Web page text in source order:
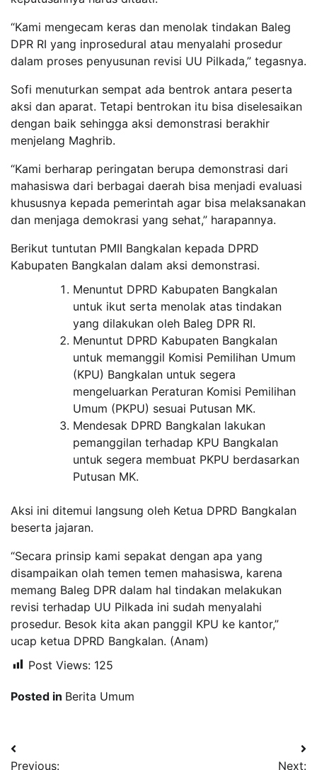
“Kami mengecam keras dan menolak tindakan Baleg
DPR RI yang inprosedural atau menyalahi prosedur
dalam proses penyusunan revisi UU Pilkada,” tegasnya.
Sofi menuturkan sempat ada bentrok antara peserta
aksi dan aparat. Tetapi bentrokan itu bisa diselesaikan
dengan baik sehingga aksi demonstrasi berakhir
menjelang Maghrib.
“Kami berharap peringatan berupa demonstrasi dari
mahasiswa dari berbagai daerah bisa menjadi evaluasi
khususnya kepada pemerintah agar bisa melaksanakan
dan menjaga demokrasi yang sehat,” harapannya.
Berikut tuntutan PMII Bangkalan kepada DPRD
Kabupaten Bangkalan dalam aksi demonstrasi.
Menuntut DPRD Kabupaten Bangkalan
untuk ikut serta menolak atas tindakan
yang dilakukan oleh Baleg DPR RI.
Menuntut DPRD Kabupaten Bangkalan
untuk memanggil Komisi Pemilihan Umum
(KPU) Bangkalan untuk segera
mengeluarkan Peraturan Komisi Pemilihan
Umum (PKPU) sesuai Putusan MK.
Mendesak DPRD Bangkalan lakukan
pemanggilan terhadap KPU Bangkalan
untuk segera membuat PKPU berdasarkan
Putusan MK.
Aksi ini ditemui langsung oleh Ketua DPRD Bangkalan
beserta jajaran.
“Secara prinsip kami sepakat dengan apa yang
disampaikan olah temen temen mahasiswa, karena
memang Baleg DPR dalam hal tindakan melakukan
revisi terhadap UU Pilkada ini sudah menyalahi
prosedur. Besok kita akan panggil KPU ke kantor,”
ucap ketua DPRD Bangkalan. (Anam)
Post Views: 125
Posted in Berita Umum
Navigasi
Previous: Next: